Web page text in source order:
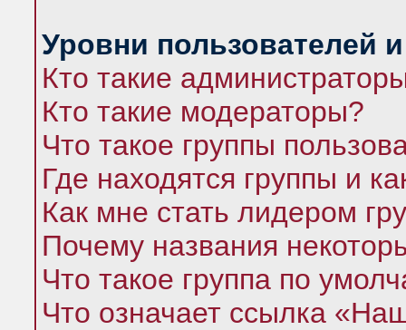
Уровни пользователей
Кто такие
Кто такие модераторы?
Что такое группы
Где находятся группы и
Как мне стать лидером
Почему названия
Что такое группа по
Что означает ссылка